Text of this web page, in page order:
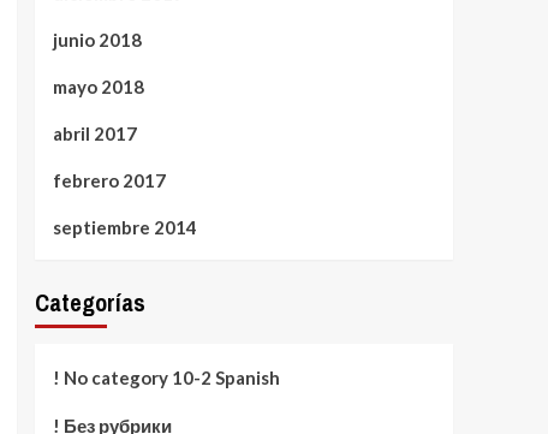
junio 2018
mayo 2018
abril 2017
febrero 2017
septiembre 2014
Categorías
! No category 10-2 Spanish
! Без рубрики